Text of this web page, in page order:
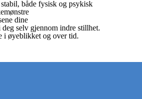
både fysisk og psykisk
dine
selv gjennom indre stillhet.
i øyeblikket og over tid.